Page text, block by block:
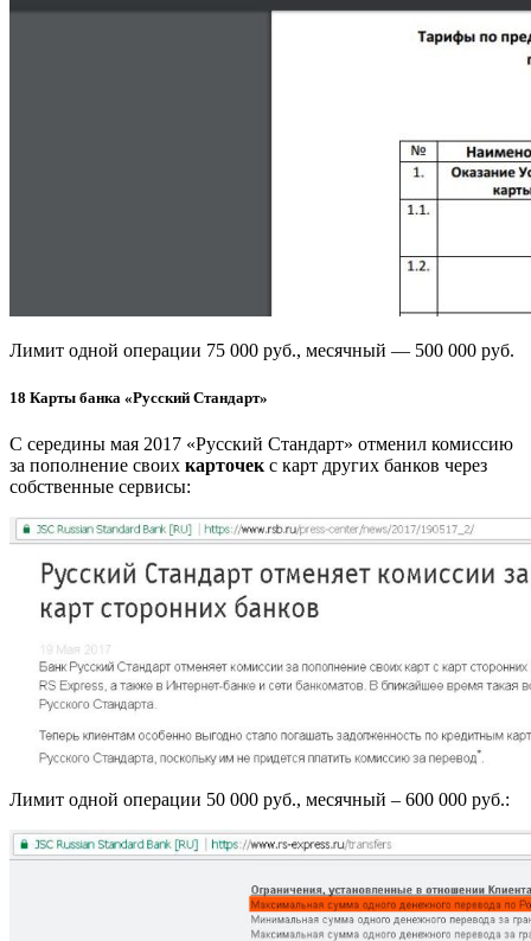
Лимит одной операции 75 000 руб., месячный — 500 000 руб.
18 Карты банка «Русский Стандарт»
С середины мая 2017 «Русский Стандарт» отменил комиссию
за пополнение своих карточек с карт других банков через
собственные сервисы:
Лимит одной операции 50 000 руб., месячный – 600 000 руб.: